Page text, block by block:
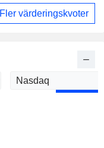
Fler värderingskvoter